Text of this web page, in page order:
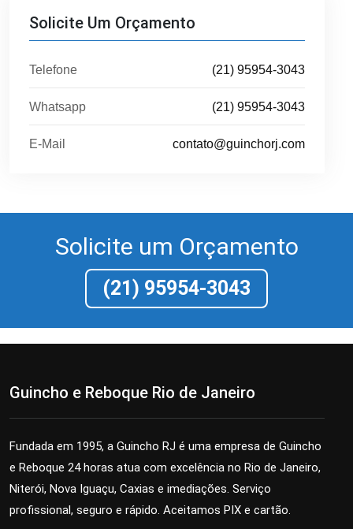
Solicite Um Orçamento
Telefone (21) 95954-3043
Whatsapp (21) 95954-3043
E-Mail contato@guinchorj.com
Solicite um Orçamento
(21) 95954-3043
Guincho e Reboque Rio de Janeiro
Fundada em 1995, a Guincho RJ é uma empresa de Guincho
e Reboque 24 horas atua com excelência no Rio de Janeiro,
Niterói, Nova Iguaçu, Caxias e imediações. Serviço
profissional, seguro e rápido. Aceitamos PIX e cartão.